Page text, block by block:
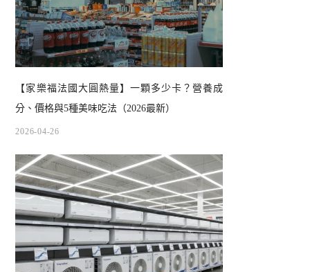
【家樂福法國大圓熱量】一顆多少卡？營養成
分、價格與5種美味吃法（2026最新）
2026-04-26